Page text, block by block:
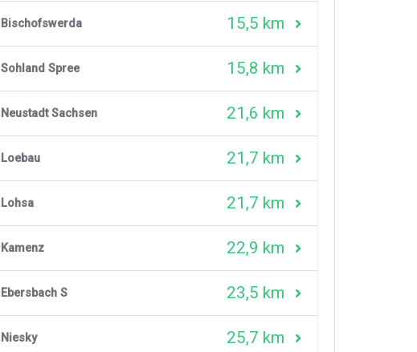
Bischofswerda 15,5 km
Sohland Spree 15,8 km
Neustadt Sachsen 21,6 km
Loebau 21,7 km
Lohsa 21,7 km
Kamenz 22,9 km
Ebersbach S 23,5 km
Niesky 25,7 km